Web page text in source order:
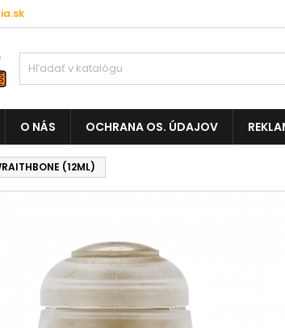
O NÁS OCHRANA OS. ÚDAJOV
(12ML)